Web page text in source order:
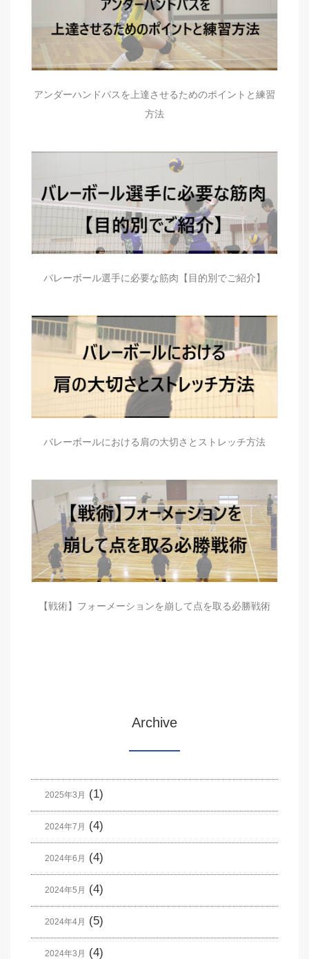
アンダーハンドパスを上達させるためのポイントと練習
方法
バレーボール選手に必要な筋肉【目的別でご紹介】
バレーボールにおける肩の大切さとストレッチ方法
【戦術】フォーメーションを崩して点を取る必勝戦術
Archive
2025年3月 (1)
2024年7月 (4)
2024年6月 (4)
2024年5月 (4)
2024年4月 (5)
2024年3月 (4)